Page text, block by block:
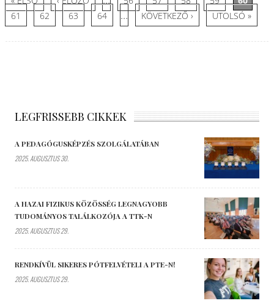
61
62 63 64 … KÖVETKEZŐ › UTOLSÓ »
LEGFRISSEBB CIKKEK
A PEDAGÓGUSKÉPZÉS SZOLGÁLATÁBAN
2025. AUGUSZTUS 30.
A HAZAI FIZIKUS KÖZÖSSÉG LEGNAGYOBB
TUDOMÁNYOS TALÁLKOZÓJA A TTK-N
2025. AUGUSZTUS 29.
RENDKÍVÜL SIKERES PÓTFELVÉTELI A PTE-N!
2025. AUGUSZTUS 29.